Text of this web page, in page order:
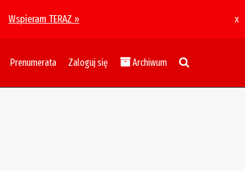
Wspieram TERAZ » x
Prenumerata Zaloguj się Archiwum